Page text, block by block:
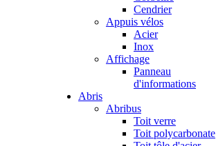
Cendrier
Appuis vélos
Acier
Inox
Affichage
Panneau
d'informations
Abris
Abribus
Toit verre
Toit polycarbonate